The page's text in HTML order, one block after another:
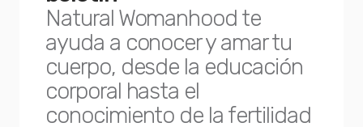
Natural Womanhood te
ayuda a conocer y amar tu
cuerpo, desde la educación
corporal hasta el
conocimiento de la fertilidad